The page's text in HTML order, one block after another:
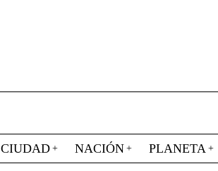
CIUDAD NACIÓN PLANETA